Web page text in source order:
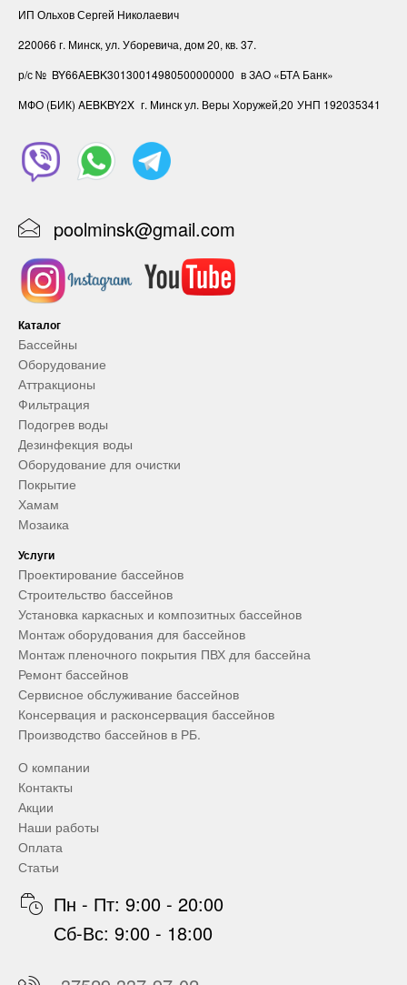
ИП Ольхов Сергей Николаевич
220066 г. Минск, ул. Уборевича, дом 20, кв. 37.
р/с № BY66AEBK30130014980500000000 в ЗАО «БТА Банк»
МФО (БИК) AEBKBY2X г. Минск ул. Веры Хоружей,20 УНП ‎192035341
poolminsk@gmail.com
Каталог
Бассейны
Оборудование
Аттракционы
Фильтрация
Подогрев воды
Дезинфекция воды
Оборудование для очистки
Покрытие
Хамам
Мозаика
Услуги
Проектирование бассейнов
Строительство бассейнов
Установка каркасных и композитных бассейнов
Монтаж оборудования для бассейнов
Монтаж пленочного покрытия ПВХ для бассейна
Ремонт бассейнов
Сервисное обслуживание бассейнов
Консервация и расконсервация бассейнов
Производство бассейнов в РБ.
О компании
Контакты
Акции
Наши работы
Оплата
Статьи
Пн - Пт: 9:00 - 20:00
Сб-Вс: 9:00 - 18:00